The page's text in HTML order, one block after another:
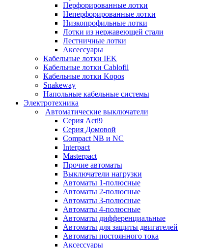
Перфорированные лотки
Неперфорированные лотки
Низкопрофильные лотки
Лотки из нержавеющей стали
Лестничные лотки
Аксессуары
Кабельные лотки IEK
Кабельные лотки Cablofil
Кабельные лотки Kopos
Snakeway
Напольные кабельные системы
Электротехника
Автоматические выключатели
Серия Acti9
Серия Домовой
Compact NB и NC
Interpact
Masterpact
Прочие автоматы
Выключатели нагрузки
Автоматы 1-полюсные
Автоматы 2-полюсные
Автоматы 3-полюсные
Автоматы 4-полюсные
Автоматы дифференциальные
Автоматы для защиты двигателей
Автоматы постоянного тока
Аксессуары